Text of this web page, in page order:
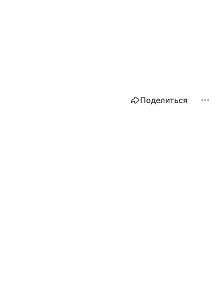
Поделиться